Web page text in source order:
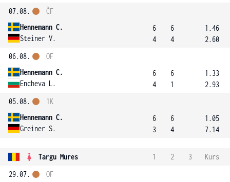
07.08.
Hennemann C.
Steiner V.
ČF
6
4
6
4
1.46
2.60
06.08.
Hennemann C.
Encheva L.
OF
6
4
6
1
1.33
2.93
05.08.
Hennemann C.
Greiner S.
1K
6
3
6
4
1.05
7.14
Targu Mures 1 2 3
Kurs
29.07.
OF